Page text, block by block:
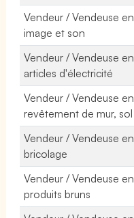
Vendeur / Vendeuse en
image et son
Vendeur / Vendeuse en
articles d'électricité
Vendeur / Vendeuse en
revêtement de mur, sol
Vendeur / Vendeuse en
bricolage
Vendeur / Vendeuse en
produits bruns